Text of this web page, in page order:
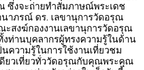
ซึ่งจะถ่ายทำสัมภาษณ์พระเดช
าภรณ์ ดร. เลขานุการวัดอรุณ
ะสงฆ์กองงานเลขานุการวัดอรุณ
งท่านบุคลากรผู้ทรงความรู้ในด้าน
นความรู้ในการใช้งานเที่ยวชม
ยวเที่ยวทั่ววัดอรุณกับคุณพระคุณ